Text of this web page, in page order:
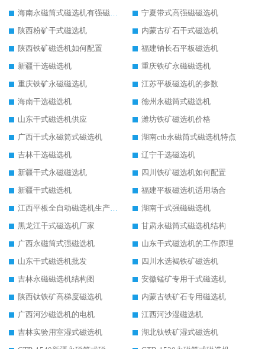
海南永磁筒式磁选机有强磁的吗
宁夏带式高强磁磁选机
陕西粉矿干式磁选机
内蒙古矿石干式磁选机
陕西铁矿磁选机如何配置
福建钠长石平板磁选机
新疆干选磁选机
重庆铁矿永磁磁选机
重庆铁矿永磁磁选机
江苏平板磁选机的参数
海南干选磁选机
德州永磁筒式磁选机
山东干式磁选机供应
潍坊铁矿磁选机价格
广西干式永磁筒式磁选机
湖南ctb永磁筒式磁选机特点
吉林干选磁选机
辽宁干选磁选机
新疆干式永磁磁选机
四川铁矿磁选机如何配置
新疆干式磁选机
福建平板磁选机适用场合
江西平板全自动磁选机生产厂家
湖南干式强磁磁选机
黑龙江干式磁选机厂家
甘肃永磁筒式磁选机结构
广西永磁筒式强磁选机
山东干式磁选机的工作原理
山东干式磁选机批发
四川水选褐铁矿磁选机
吉林永磁磁选机结构图
安徽锰矿专用干式磁选机
陕西钛铁矿高梯度磁选机
内蒙古铁矿石专用磁选机
广西河沙磁选机的电机
江西河沙湿磁选机
吉林实验用室湿式磁选机
湖北钛铁矿湿式磁选机